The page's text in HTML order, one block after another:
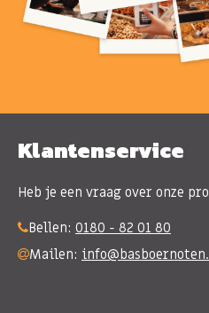
Klantenservice
Heb je een vraag over onze
Bellen: 0180 - 82 01 80
Mailen: